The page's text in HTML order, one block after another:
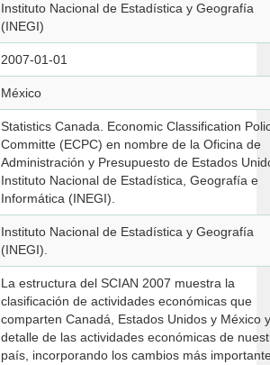
Instituto Nacional de Estadística y Geografía
(INEGI)
2007-01-01
México
Statistics Canada. Economic Classification
Committe (ECPC) en nombre de la Oficina de
Administración y Presupuesto de Estados
Instituto Nacional de Estadística, Geografía e
Informática (INEGI).
Instituto Nacional de Estadística y Geografía
(INEGI).
La estructura del SCIAN 2007 muestra la
clasificación de actividades económicas que
comparten Canadá, Estados Unidos y México
detalle de las actividades económicas de
país, incorporando los cambios más